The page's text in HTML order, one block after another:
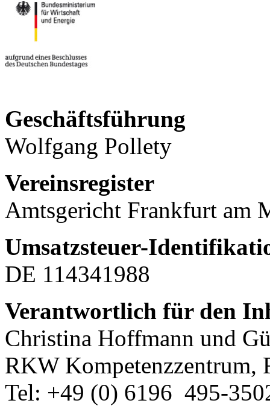
Geschäftsführung
Wolfgang Pollety
Vereinsregister
Amtsgericht Frankfurt am
Umsatzsteuer-
DE 114341988
Verantwortlich für den
Christina Hoffmann und
RKW Kompetenzzentrum,
Tel: +49 (0) 6196 495-